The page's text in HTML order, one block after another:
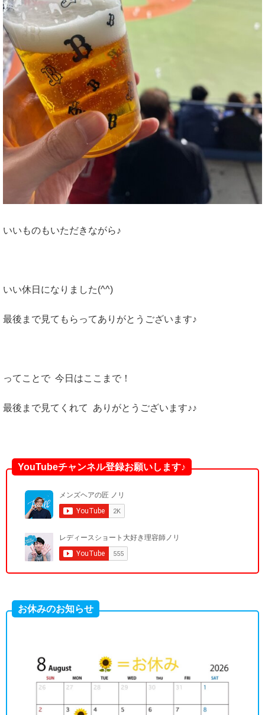
いいものもいただきながら♪
いい休日になりました(^^)
最後まで見てもらってありがとうございます♪
ってことで 今日はここまで！
最後まで見てくれて ありがとうございます♪♪
YouTubeチャンネル登録お願いします♪
お休みのお知らせ